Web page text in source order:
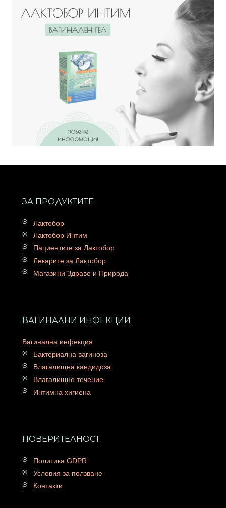
ЗА ПРОДУКТИТЕ
Лактобор
Лактобор Интим
Пациентите за Лактобор
Лекарите за Лактобор
Магазини Здраве и Природа
ВАГИНАЛНИ ИНФЕКЦИИ
Вагинална инфекция
Бактериална вагиноза
Влагалищна кандидоза
Влагалищно течение
Интимна хигиена
ПОВЕРИТЕЛНОСТ
Политика GDPR
Условия за ползване
Контакти